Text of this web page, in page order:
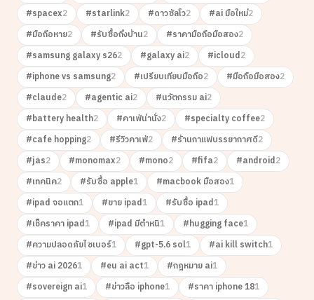
#spacex2 #starlink2 #ดาวซัลโว2 #ai มือใหม่2
#มือถือหาย2 #รับซื้อถึงบ้าน2 #ราคามือถือมือสอง2
#samsung galaxy s262 #galaxy ai2 #icloud2
#iphone vs samsung2 #เปรียบเทียบมือถือ2 #มือถือมือสอง2
#claude2 #agentic ai2 #นวัตกรรม ai2
#battery health2 #คาเฟ่น่านั่ง2 #specialty coffee2
#cafe hopping2 #รีวิวคาเฟ่2 #ร้านกาแฟบรรยากาศดี2
#jas2 #monomax2 #mono2 #fifa2 #android2
#เทคนิค2 #รับซื้อ apple1 #macbook มือสอง1
#ipad จอแตก1 #ขาย ipad1 #รับซื้อ ipad1
#เช็คราคา ipad1 #ipad มีตำหนิ1 #hugging face1
#ความปลอดภัยไซเบอร์1 #gpt-5.6 sol1 #ai kill switch1
#ข่าว ai 20261 #eu ai act1 #กฎหมาย ai1
#sovereign ai1 #ข่าวลือ iphone1 #ราคา iphone 181